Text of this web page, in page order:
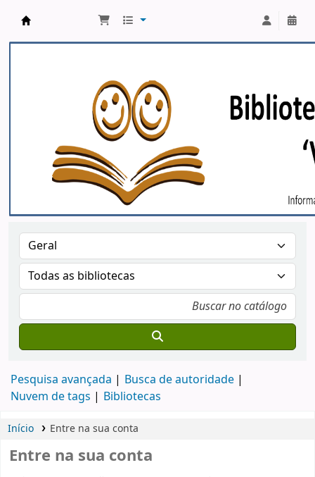
Pesquisa avançada
Busca de autoridade
Nuvem de tags
Bibliotecas
Início Entre na sua conta
Entre na sua conta